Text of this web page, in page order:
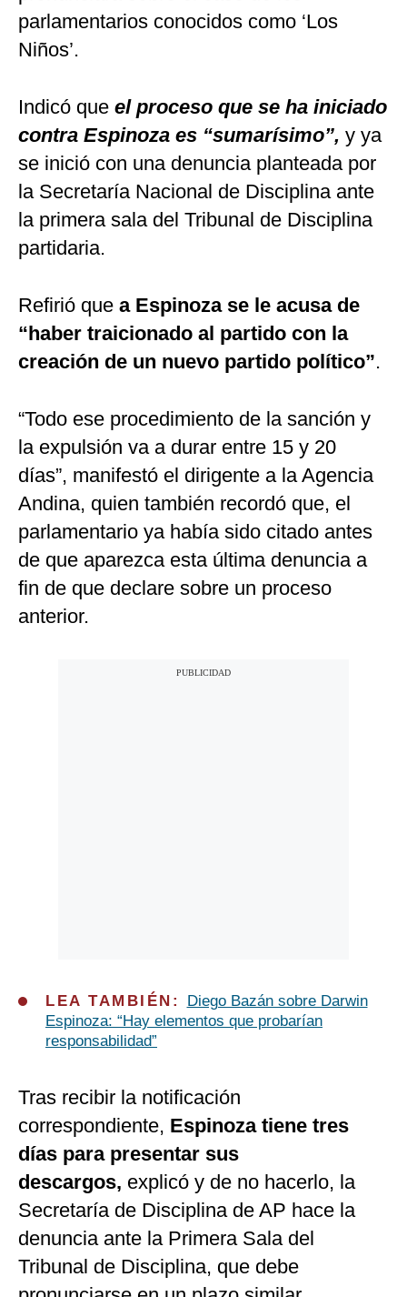
parlamentarios conocidos como ‘Los
Niños’.
Indicó que el proceso que se ha iniciado
contra Espinoza es “sumarísimo”, y ya
se inició con una denuncia planteada por
la Secretaría Nacional de Disciplina ante
la primera sala del Tribunal de Disciplina
partidaria.
Refirió que a Espinoza se le acusa de
“haber traicionado al partido con la
creación de un nuevo partido político”.
“Todo ese procedimiento de la sanción y
la expulsión va a durar entre 15 y 20
días”, manifestó el dirigente a la Agencia
Andina, quien también recordó que, el
parlamentario ya había sido citado antes
de que aparezca esta última denuncia a
fin de que declare sobre un proceso
anterior.
LEA TAMBIÉN:
Diego Bazán sobre Darwin
Espinoza: “Hay elementos que probarían
responsabilidad”
Tras recibir la notificación
correspondiente, Espinoza tiene tres
días para presentar sus
descargos, explicó y de no hacerlo, la
Secretaría de Disciplina de AP hace la
denuncia ante la Primera Sala del
Tribunal de Disciplina, que debe